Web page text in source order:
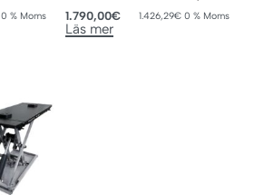
0 % Moms
1.790,00€ 1.426,29€ 0 % Moms
Läs mer